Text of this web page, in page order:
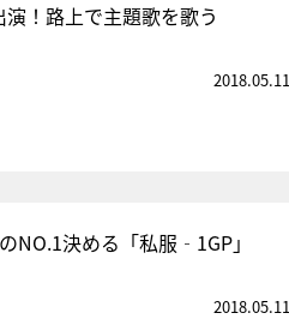
演！路上で主題歌を歌う
2018.05.11
NO.1決める「私服‐1GP」
2018.05.11